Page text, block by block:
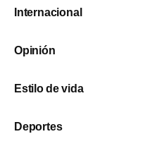
Internacional
Opinión
Estilo de vida
Deportes